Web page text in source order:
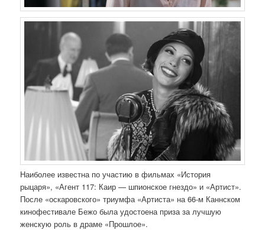
Наиболее известна по участию в фильмах «История
рыцаря», «Агент 117: Каир — шпионское гнездо» и «Артист».
После «оскаровского» триумфа «Артиста» на 66-м Каннском
кинофестивале Бежо была удостоена приза за лучшую
женскую роль в драме «Прошлое».